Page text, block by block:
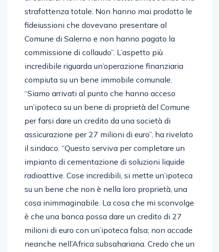
strafottenza totale. Non hanno mai prodotto le
fideiussioni che dovevano presentare al
Comune di Salerno e non hanno pagato la
commissione di collaudo”. L’aspetto più
incredibile riguarda un’operazione finanziaria
compiuta su un bene immobile comunale.
“Siamo arrivati al punto che hanno acceso
un’ipoteca su un bene di proprietà del Comune
per farsi dare un credito da una società di
assicurazione per 27 milioni di euro”, ha rivelato
il sindaco. “Questo serviva per completare un
impianto di cementazione di soluzioni liquide
radioattive. Cose incredibili, si mette un’ipoteca
su un bene che non è nella loro proprietà, una
cosa inimmaginabile. La cosa che mi sconvolge
è che una banca possa dare un credito di 27
milioni di euro con un’ipoteca falsa; non accade
neanche nell’Africa subsahariana. Credo che un